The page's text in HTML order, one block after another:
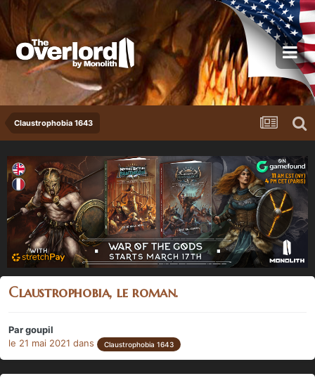
Claustrophobia 1643
Claustrophobia, le roman.
Pargoupil
le 21 mai 2021 dans Claustrophobia 1643